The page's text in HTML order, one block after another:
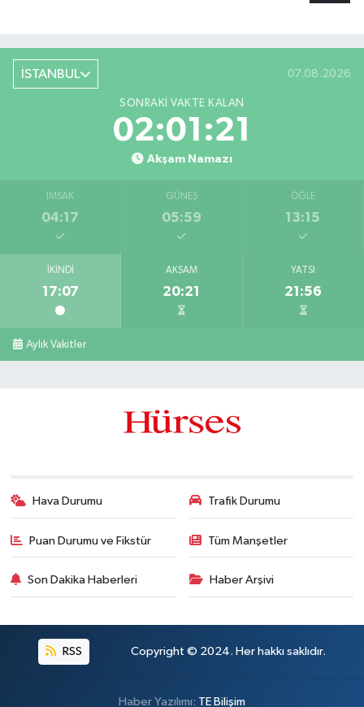
İSTANBUL 07.08.2026
SONRAKI VAKTE KALAN
02:01:21
Akşam Namazı
İMSAK
04:17
GÜNEŞ
05:59
ÖĞLE
13:15
İKINDI
17:07
AKŞAM
20:21
YATSI
21:56
Aylık Vakitler
Hava Durumu Trafik Durumu
Puan Durumu ve Fikstür Tüm Manşetler
Son Dakika Haberleri Haber Arşivi
RSS Copyright © 2024. Her hakkı saklıdır.
Haber Yazılımı: TE Bilişim